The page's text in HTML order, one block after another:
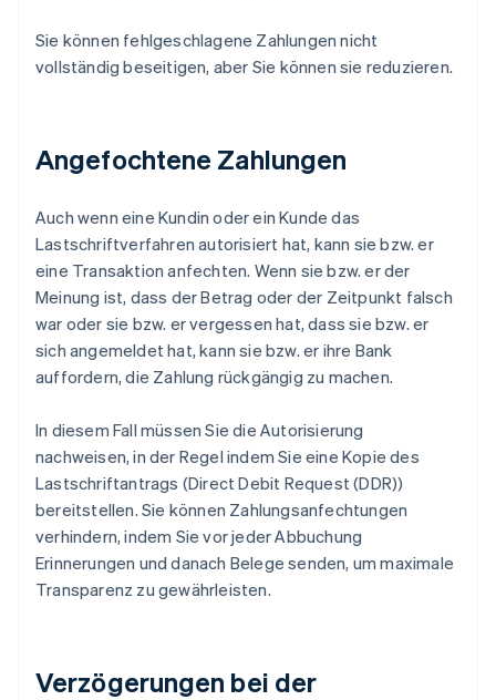
Sie können fehlgeschlagene Zahlungen nicht
vollständig beseitigen, aber Sie können sie reduzieren.
Angefochtene Zahlungen
Auch wenn eine Kundin oder ein Kunde das
Lastschriftverfahren autorisiert hat, kann sie bzw. er
eine Transaktion anfechten. Wenn sie bzw. er der
Meinung ist, dass der Betrag oder der Zeitpunkt falsch
war oder sie bzw. er vergessen hat, dass sie bzw. er
sich angemeldet hat, kann sie bzw. er ihre Bank
auffordern, die Zahlung rückgängig zu machen.
In diesem Fall müssen Sie die Autorisierung
nachweisen, in der Regel indem Sie eine Kopie des
Lastschriftantrags (Direct Debit Request (DDR))
bereitstellen. Sie können Zahlungsanfechtungen
verhindern, indem Sie vor jeder Abbuchung
Erinnerungen und danach Belege senden, um maximale
Transparenz zu gewährleisten.
Verzögerungen bei der